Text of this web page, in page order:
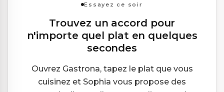
Essayez ce soir
Trouvez un accord pour
n'importe quel plat en quelques
secondes
Ouvrez Gastrona, tapez le plat que vous
cuisinez et Sophia vous propose des